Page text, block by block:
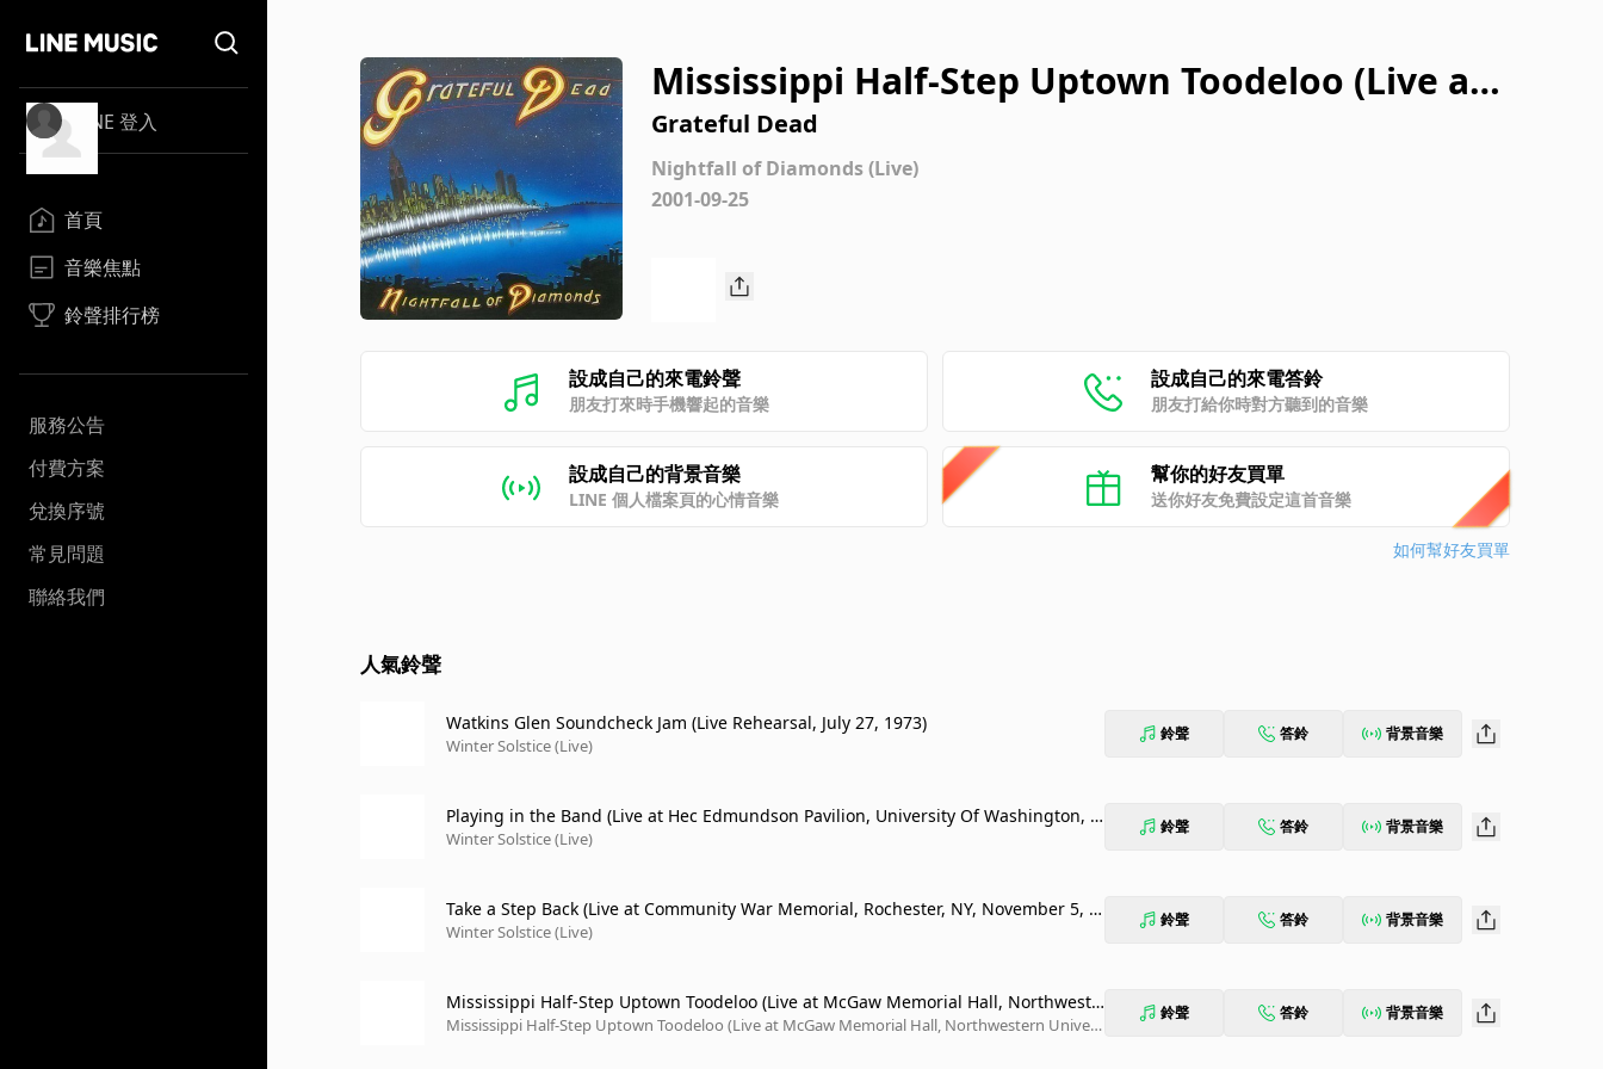
LINE 登入
首頁
音樂焦點
鈴聲排行榜
服務公告
付費方案
兌換序號
常見問題
聯絡我們
Mississippi Half-Step Uptown Toodeloo (Live at
Meadowlands Arena, October 16, 1989)
Grateful Dead
Nightfall of Diamonds (Live)
2001-09-25
設成自己的來電鈴聲
朋友打來時手機響起的音樂
設成自己的來電答鈴
朋友打給你時對方聽到的音樂
設成自己的背景音樂
LINE 個人檔案頁的心情音樂
幫你的好友買單
送你好友免費設定這首音樂
如何幫好友買單
人氣鈴聲
Watkins Glen Soundcheck Jam (Live Rehearsal, July 27, 1973)
Winter Solstice (Live)
鈴聲 答鈴 背景音樂
Playing in the Band (Live at Hec Edmundson Pavilion, University Of Washington, S
eattle, WA 5/21/74)
Winter Solstice (Live)
鈴聲 答鈴 背景音樂
Take a Step Back (Live at Community War Memorial, Rochester, NY, November 5, 1
977)
Winter Solstice (Live)
鈴聲 答鈴 背景音樂
Mississippi Half-Step Uptown Toodeloo (Live at McGaw Memorial Hall, Northweste
rn University, Evanston, IL, 11/1/73)
Mississippi Half-Step Uptown Toodeloo (Live at McGaw Memorial Hall, Northwestern Univers
鈴聲 答鈴 背景音樂